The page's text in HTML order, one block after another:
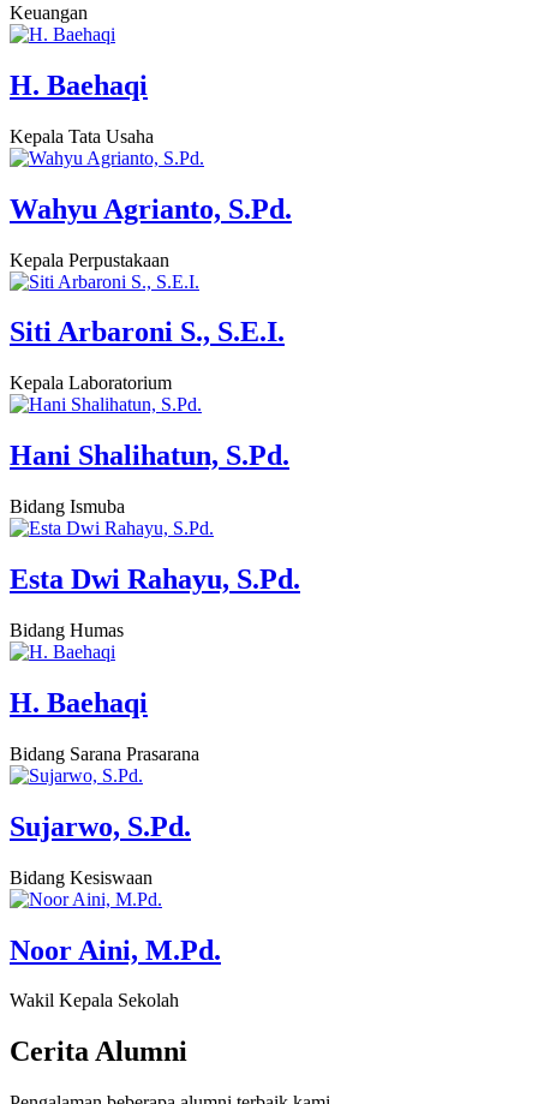
Keuangan
H. Baehaqi
Kepala Tata Usaha
Wahyu Agrianto, S.Pd.
Kepala Perpustakaan
Siti Arbaroni S., S.E.I.
Kepala Laboratorium
Hani Shalihatun, S.Pd.
Bidang Ismuba
Esta Dwi Rahayu, S.Pd.
Bidang Humas
H. Baehaqi
Bidang Sarana Prasarana
Sujarwo, S.Pd.
Bidang Kesiswaan
Noor Aini, M.Pd.
Wakil Kepala Sekolah
CeritaAlumni